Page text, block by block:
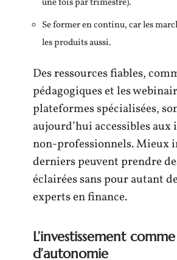
une fois par trimestre).
Se former en continu, car les
les produits aussi.
Des ressources fiables,
pédagogiques et les
plateformes spécialisées,
aujourd’hui accessibles aux
non-professionnels. Mieux
derniers peuvent prendre
éclairées sans pour autant
experts en finance.
L’investissement
d’autonomie